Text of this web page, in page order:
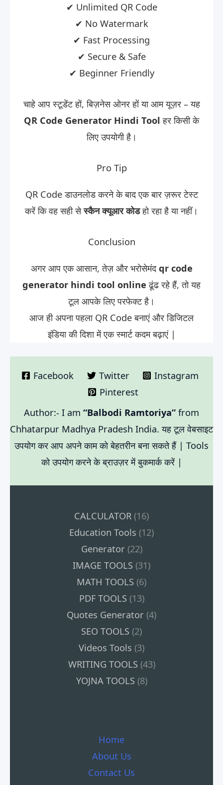
✔ Unlimited QR Code
✔ No Watermark
✔ Fast Processing
✔ Secure & Safe
✔ Beginner Friendly
चाहे आप स्टूडेंट हों, बिज़नेस ओनर हों या आम यूज़र – यह
QR Code Generator Hindi Tool हर किसी के
लिए उपयोगी है।
Pro Tip
QR Code डाउनलोड करने के बाद एक बार ज़रूर टेस्ट
करें कि वह सही सेस्कैन क्यूआर कोडहो रहा है या नहीं।
Conclusion
अगर आप एक आसान, तेज़ और भरोसेमंदqr code
generator hindi tool online ढूंढ रहे हैं, तो यह
टूल आपके लिए परफेक्ट है।
आज ही अपना पहला QR Code बनाएं और डिजिटल
इंडिया की दिशा में एक स्मार्ट कदम बढ़ाएं |
Facebook Twitter
Instagram
Pinterest
Author:- I am “Balbodi Ramtoriya” from
Chhatarpur Madhya Pradesh India. यह टूल वेबसाइट
उपयोग कर आप अपने काम को बेहतरीन बना सकते हैं | Tools
को उपयोग करने के ब्राउज़र में बुकमार्क करें |
CALCULATOR (16)
Education Tools (12)
Generator(22)
IMAGE TOOLS (31)
MATH TOOLS (6)
PDF TOOLS (13)
Quotes Generator (4)
SEO TOOLS (2)
Videos Tools (3)
WRITING TOOLS (43)
YOJNA TOOLS (8)
Home
About Us
Contact Us